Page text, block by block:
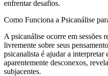
enfrentar desafios.
Como Funciona a Psicanálise
A psicanálise ocorre em sessões
livremente sobre seus
psicanalista é ajudar a interpretar
aparentemente desconexos,
subjacentes.